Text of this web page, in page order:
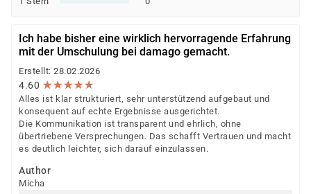
Ich habe bisher eine wirklich hervorragende Erfahrung
mit der Umschulung bei damago gemacht.
Erstellt: 28.02.2026
4.60 ★★★★★
★★★★★
Alles ist klar strukturiert, sehr unterstützend aufgebaut und
konsequent auf echte Ergebnisse ausgerichtet.
Die Kommunikation ist transparent und ehrlich, ohne
übertriebene Versprechungen. Das schafft Vertrauen und macht
es deutlich leichter, sich darauf einzulassen.
Author
Micha